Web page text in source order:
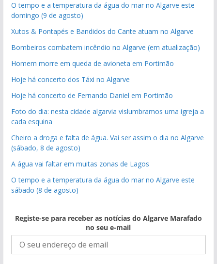
O tempo e a temperatura da água do mar no Algarve este
domingo (9 de agosto)
Xutos & Pontapés e Bandidos do Cante atuam no Algarve
Bombeiros combatem incêndio no Algarve (em atualização)
Homem morre em queda de avioneta em Portimão
Hoje há concerto dos Táxi no Algarve
Hoje há concerto de Fernando Daniel em Portimão
Foto do dia: nesta cidade algarvia vislumbramos uma igreja a
cada esquina
Cheiro a droga e falta de água. Vai ser assim o dia no Algarve
(sábado, 8 de agosto)
A água vai faltar em muitas zonas de Lagos
O tempo e a temperatura da água do mar no Algarve este
sábado (8 de agosto)
Registe-se para receber as notícias do Algarve Marafado
no seu e-mail